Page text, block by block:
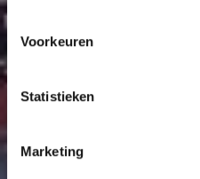
Voorkeuren
Statistieken
Marketing